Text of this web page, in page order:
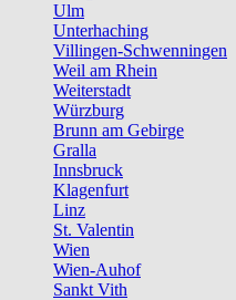
Ulm
Unterhaching
Villingen-Schwenningen
Weil am Rhein
Weiterstadt
Würzburg
Brunn am Gebirge
Gralla
Innsbruck
Klagenfurt
Linz
St. Valentin
Wien
Wien-Auhof
Sankt Vith